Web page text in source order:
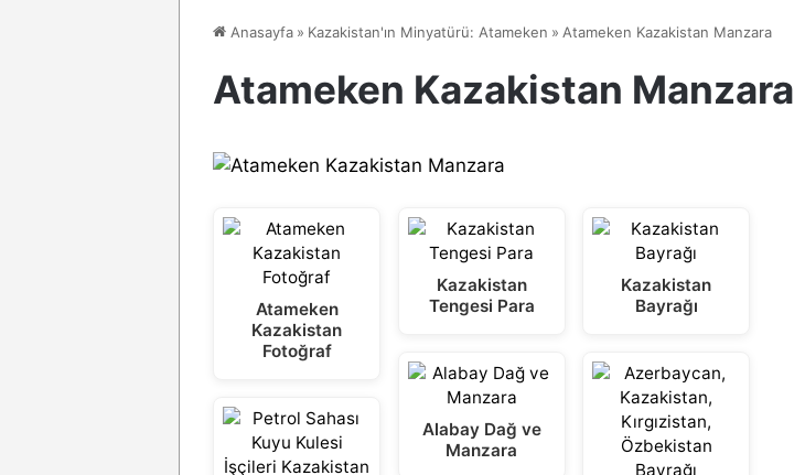
Anasayfa » Kazakistan'ın Minyatürü: Atameken » Atameken Kazakistan Manzara
Atameken Kazakistan Manzara
Atameken
Kazakistan
Fotoğraf
Kazakistan
Tengesi Para
Alabay Dağ ve
Manzara
Kazakistan
Bayrağı